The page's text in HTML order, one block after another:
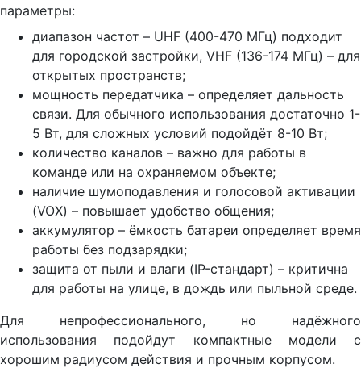
параметры:
диапазон частот – UHF (400-470 МГц) подходит
для городской застройки, VHF (136-174 МГц) – для
открытых пространств;
мощность передатчика – определяет дальность
связи. Для обычного использования достаточно 1-
5 Вт, для сложных условий подойдёт 8-10 Вт;
количество каналов – важно для работы в
команде или на охраняемом объекте;
наличие шумоподавления и голосовой активации
(VOX) – повышает удобство общения;
аккумулятор – ёмкость батареи определяет время
работы без подзарядки;
защита от пыли и влаги (IP-стандарт) – критична
для работы на улице, в дождь или пыльной среде.
Для непрофессионального, но надёжного
использования подойдут компактные модели с
хорошим радиусом действия и прочным корпусом.